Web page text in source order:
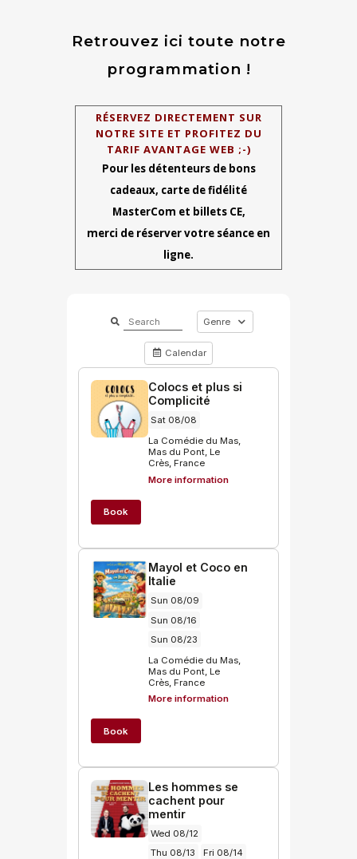
Retrouvez ici toute notre
programmation !
RÉSERVEZ DIRECTEMENT SUR
NOTRE SITE ET PROFITEZ DU
TARIF AVANTAGE WEB ;-)
Pour les détenteurs de bons
cadeaux, carte de fidélité
MasterCom et billets CE,
merci de réserver votre séance en
ligne.